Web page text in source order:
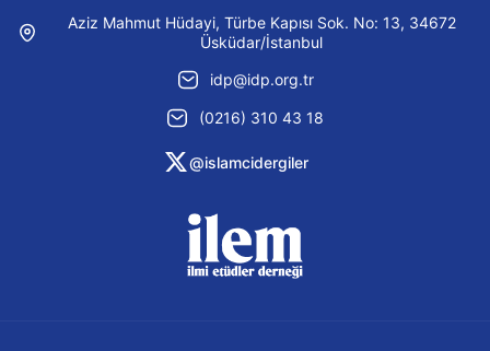
Aziz Mahmut Hüdayi, Türbe Kapısı Sok. No: 13, 34672
Üsküdar/İstanbul
idp@idp.org.tr
(0216) 310 43 18
@islamcidergiler